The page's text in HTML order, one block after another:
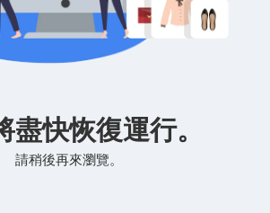
盡快恢復運行。
請稍後再來瀏覽。